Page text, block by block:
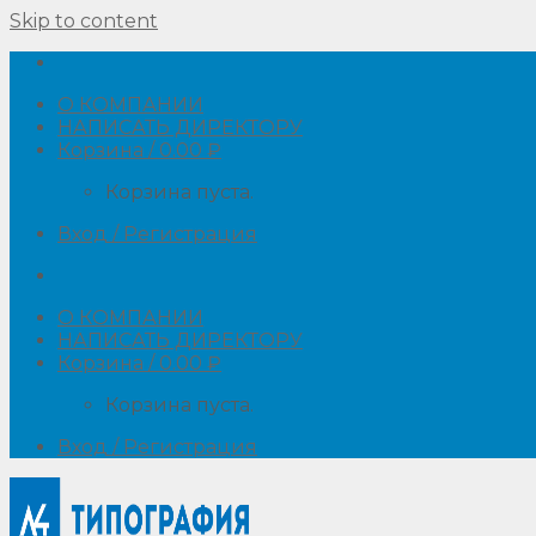
Skip to content
О КОМПАНИИ
НАПИСАТЬ ДИРЕКТОРУ
Корзина / 0.00 ₽
Корзина пуста.
Вход / Регистрация
О КОМПАНИИ
НАПИСАТЬ ДИРЕКТОРУ
Корзина / 0.00 ₽
Корзина пуста.
Вход / Регистрация